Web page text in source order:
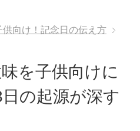
供向け！記念日の伝え方
を子供向けに
の起源が深す